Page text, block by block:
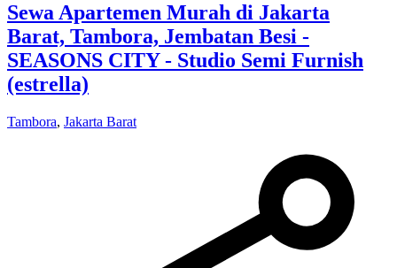
Sewa Apartemen Murah di Jakarta
Barat, Tambora, Jembatan Besi -
SEASONS CITY - Studio Semi Furnish
(estrella)
Tambora, Jakarta Barat